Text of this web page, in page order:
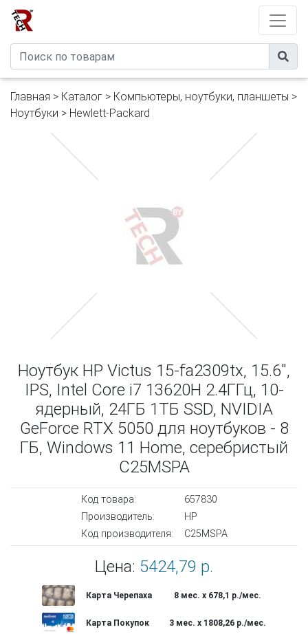
Главная > Каталог > Компьютеры, ноутбуки, планшеты >
Ноутбуки > Hewlett-Packard
Ноутбук HP Victus 15-fa2309tx, 15.6",
IPS, Intel Core i7 13620H 2.4ГГц, 10-
ядерный, 24ГБ 1ТБ SSD, NVIDIA
GeForce RTX 5050 для ноутбуков - 8
ГБ, Windows 11 Home, серебристый
C25MSPA
Код товара:
657830
Производитель:
HP
Код производителя:
C25MSPA
Цена: 5424,79 р.
Карта Черепаха 8 мес. х 678,1 р./мес.
Карта Покупок 3 мес. х 1808,26 р./мес.